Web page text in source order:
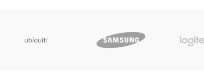
ubiquiti